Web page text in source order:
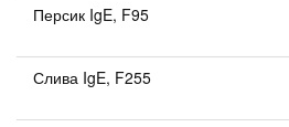
Персик IgE, F95
Слива IgE, F255